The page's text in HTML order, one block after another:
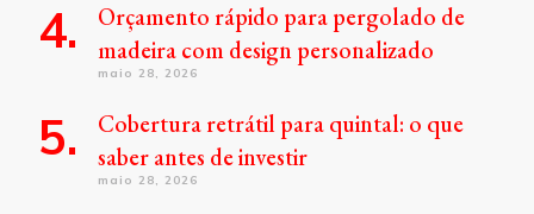
Orçamento rápido para pergolado de
madeira com design personalizado
maio 28, 2026
Cobertura retrátil para quintal: o que
saber antes de investir
maio 28, 2026